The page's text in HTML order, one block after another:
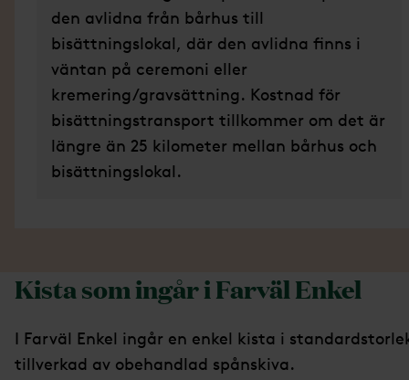
den avlidna från bårhus till
bisättningslokal, där den avlidna finns i
väntan på ceremoni eller
kremering/gravsättning. Kostnad för
bisättningstransport tillkommer om det är
längre än 25 kilometer mellan bårhus och
bisättningslokal.
Kista som ingår i Farväl Enkel
I Farväl Enkel ingår en enkel kista i
tillverkad av obehandlad spånskiva.